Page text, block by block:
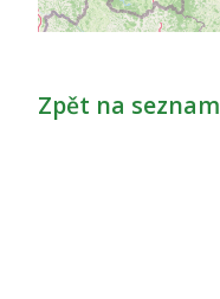
Zpět na seznam